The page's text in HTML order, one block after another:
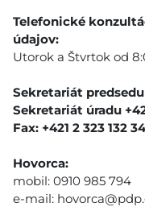
Telefonické
údajov:
Utorok a Štvrtok od
Sekretariát predsedu
Sekretariát úradu
Fax: +421 2 323 132 34
Hovorca:
mobil: 0910 985 794
e-mail: